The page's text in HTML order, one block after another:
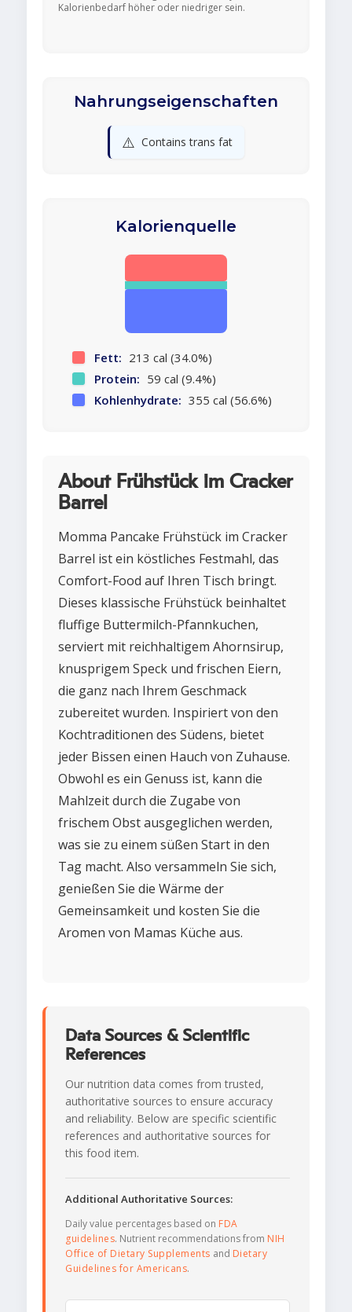
Kalorienbedarf höher oder niedriger sein.
Nahrungseigenschaften
⚠️ Contains trans fat
Kalorienquelle
Fett: 213 cal (34.0%)
Protein: 59 cal (9.4%)
Kohlenhydrate: 355 cal (56.6%)
About Frühstück im Cracker
Barrel
Momma Pancake Frühstück im Cracker
Barrel ist ein köstliches Festmahl, das
Comfort-Food auf Ihren Tisch bringt.
Dieses klassische Frühstück beinhaltet
fluffige Buttermilch-Pfannkuchen,
serviert mit reichhaltigem Ahornsirup,
knusprigem Speck und frischen Eiern,
die ganz nach Ihrem Geschmack
zubereitet wurden. Inspiriert von den
Kochtraditionen des Südens, bietet
jeder Bissen einen Hauch von Zuhause.
Obwohl es ein Genuss ist, kann die
Mahlzeit durch die Zugabe von
frischem Obst ausgeglichen werden,
was sie zu einem süßen Start in den
Tag macht. Also versammeln Sie sich,
genießen Sie die Wärme der
Gemeinsamkeit und kosten Sie die
Aromen von Mamas Küche aus.
Data Sources & Scientific
References
Our nutrition data comes from trusted,
authoritative sources to ensure accuracy
and reliability. Below are specific scientific
references and authoritative sources for
this food item.
Additional Authoritative Sources:
Daily value percentages based on FDA
guidelines. Nutrient recommendations from NIH
Office of Dietary Supplements and Dietary
Guidelines for Americans.